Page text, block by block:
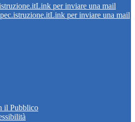
Link per inviare una mail
Link per inviare una mail
il Pubblico